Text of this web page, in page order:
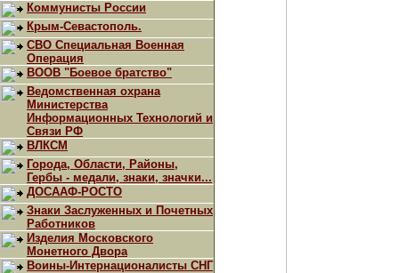
Коммунисты России
Крым-Севастополь.
СВО Специальная Военная
Операция
ВООВ "Боевое братство"
Ведомственная охрана
Министерства
Информационных Технологий и
Связи РФ
ВЛКСМ
Города, Области, Районы,
Гербы - медали, знаки, значки...
ДОСААФ-РОСТО
Знаки Заслуженных и Почетных
Работников
Изделия Московского
Монетного Двора
Воины-Интернационалисты СНГ